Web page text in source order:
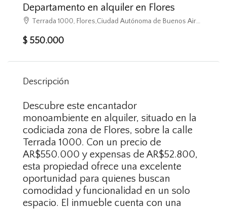
Departamento en alquiler en Flores
Terrada 1000, Flores,Ciudad Autónoma de Buenos Aires, Argentina, Flores, Capital Federal
$ 550.000
Descripción
Descubre este encantador
monoambiente en alquiler, situado en la
codiciada zona de Flores, sobre la calle
Terrada 1000. Con un precio de
AR$550.000 y expensas de AR$52.800,
esta propiedad ofrece una excelente
oportunidad para quienes buscan
comodidad y funcionalidad en un solo
espacio. El inmueble cuenta con una